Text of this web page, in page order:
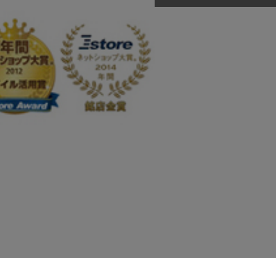
RED WING
レッドウィング
正規取扱店